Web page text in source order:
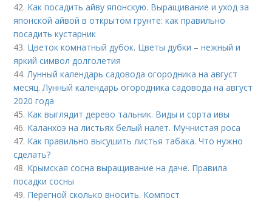
42. Как посадить айву японскую. Выращивание и уход за
японской айвой в открытом грунте: как правильно
посадить кустарник
43. Цветок комнатный дубок. Цветы дубки – нежный и
яркий символ долголетия
44.Лунный календарь садовода огородника на август
месяц. Лунный календарь огородника садовода на август
2020 года
45. Как выглядит дерево тальник. Виды и сорта ивы
46. Каланхоэ на листьях белый налет. Мучнистая роса
47. Как правильно высушить листья табака. Что нужно
сделать?
48. Крымская сосна выращивание на даче. Правила
посадки сосны
49. Перегной сколько вносить. Компост